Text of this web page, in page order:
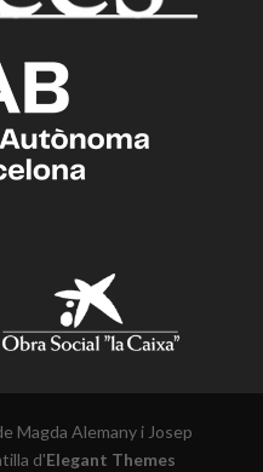
Magda Alemany i Josep
d'Elegant Themes